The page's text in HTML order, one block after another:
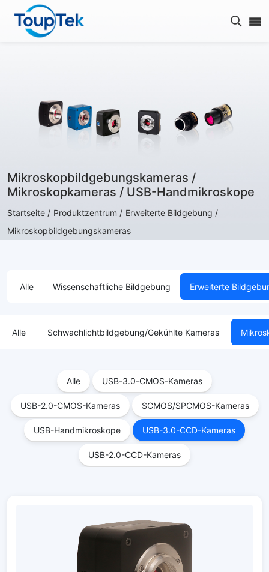
Open
Mikroskopbildgebungskameras /
Mikroskopkameras / USB-Handmikroskope
Startseite / Produktzentrum / Erweiterte Bildgebung /
Mikroskopbildgebungskameras
Alle Wissenschaftliche Bildgebung Erweiterte
Alle Schwachlichtbildgebung/Gekühlte Kameras
Alle USB-3.0-CMOS-Kameras
USB-2.0-CMOS-Kameras SCMOS/SPCMOS-Kameras
USB-Handmikroskope USB-3.0-CCD-Kameras
USB-2.0-CCD-Kameras